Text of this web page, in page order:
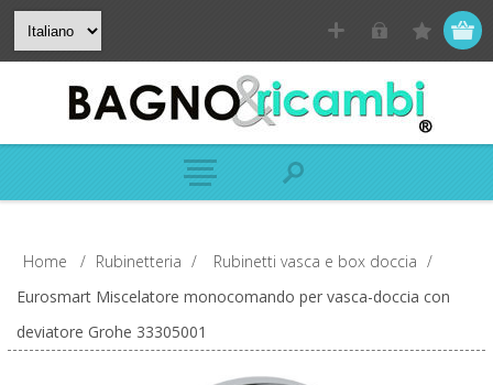
Home / Rubinetteria / Rubinetti vasca e box doccia /
Eurosmart Miscelatore monocomando per vasca-doccia con
deviatore Grohe 33305001